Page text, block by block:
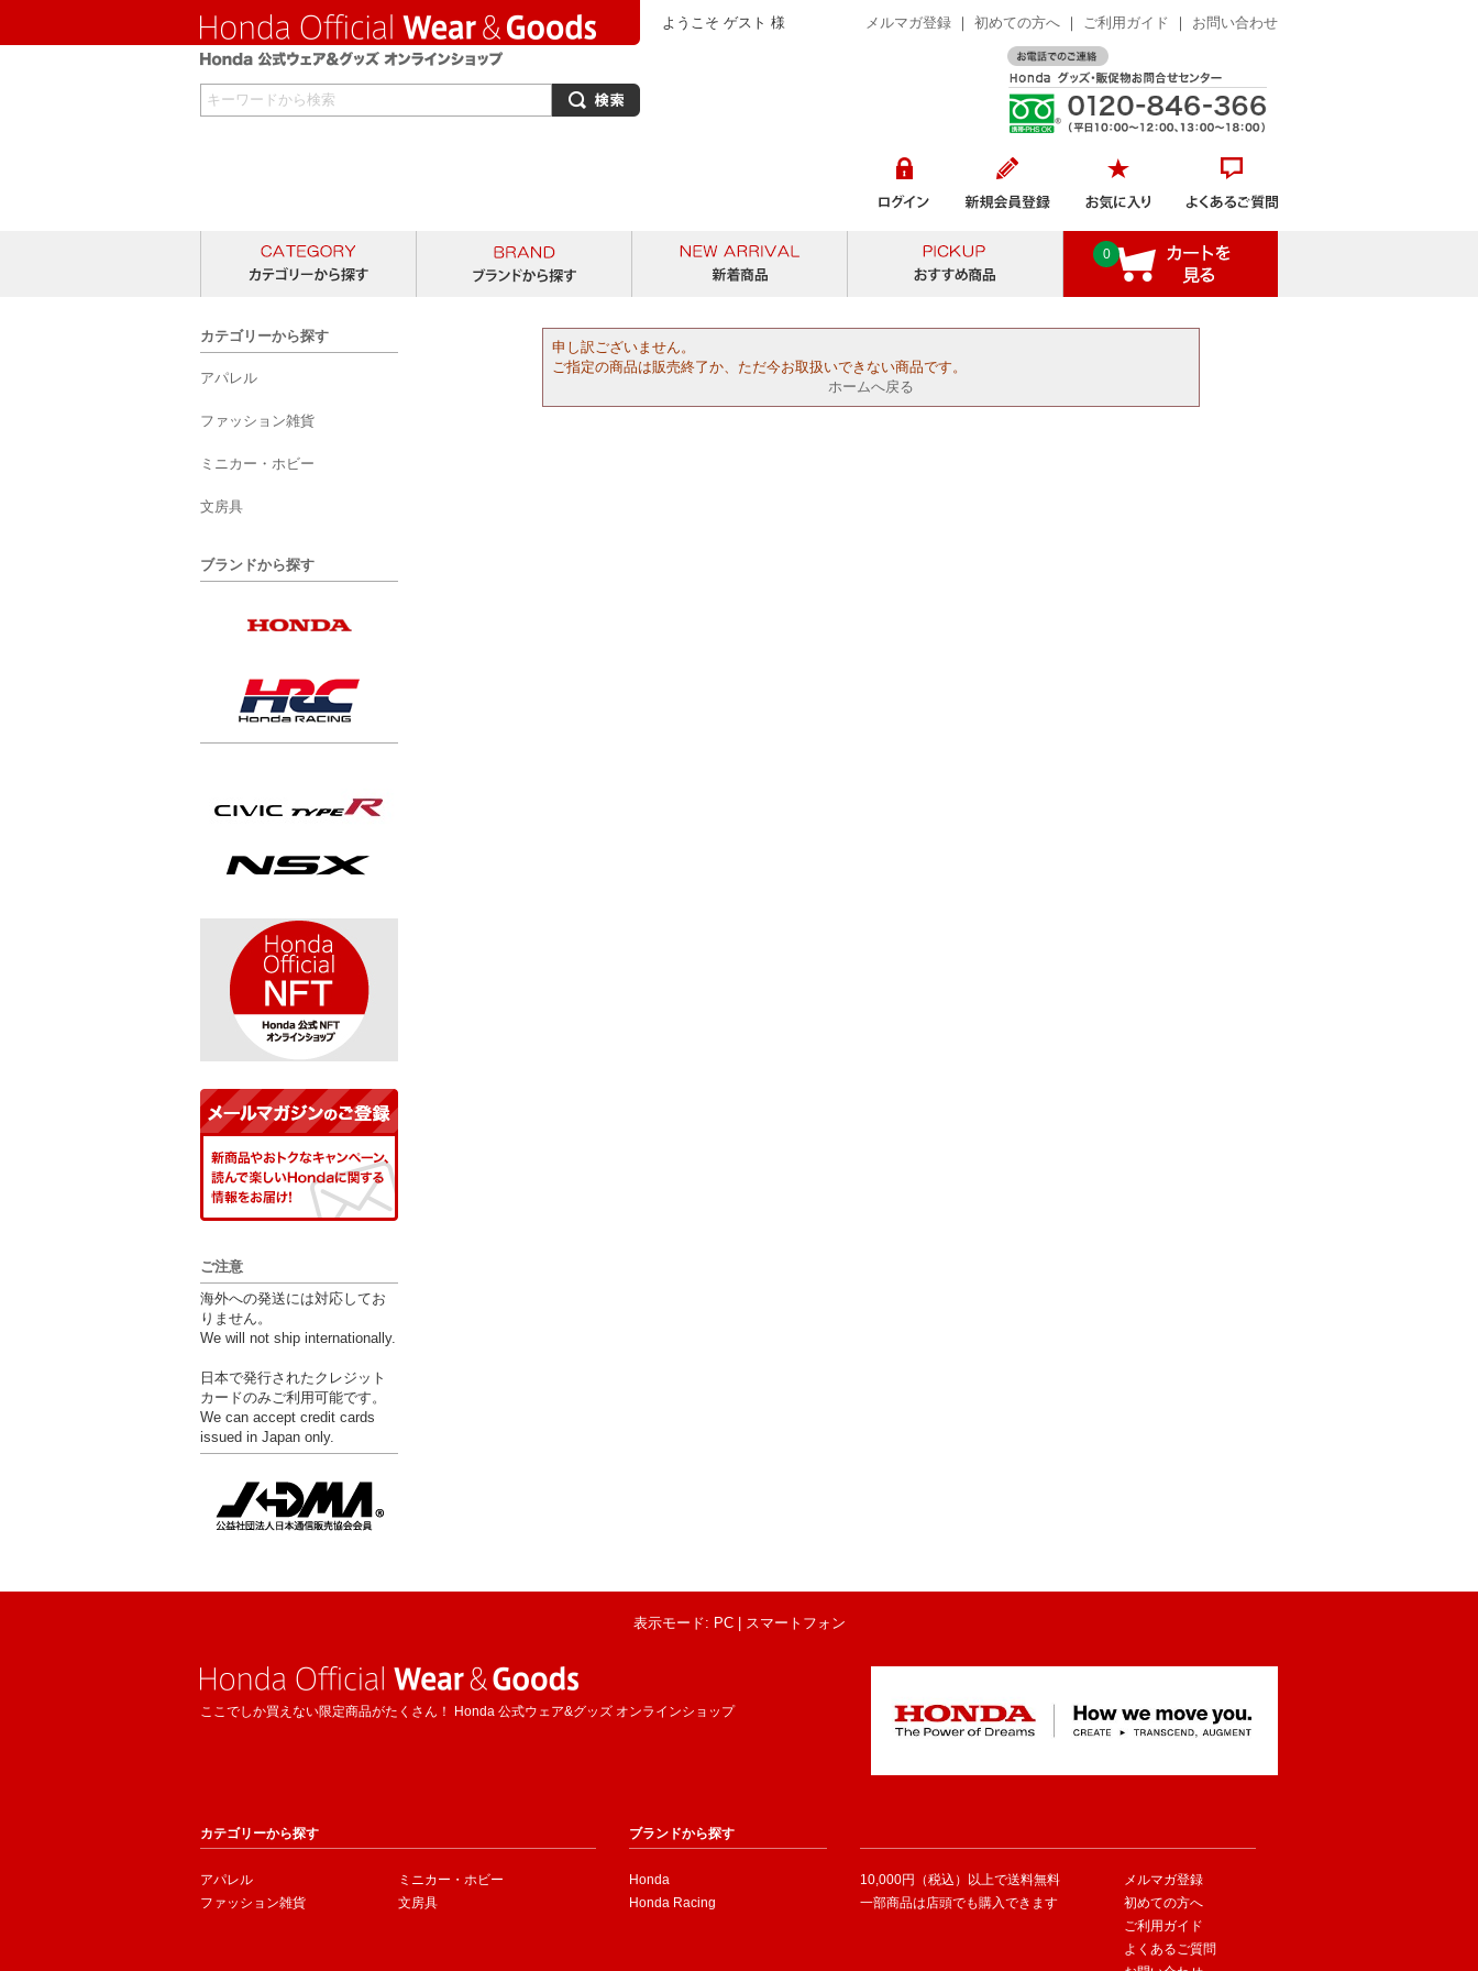
ようこそ ゲスト 様 メルマガ登録 ｜ 初めての方へ ｜ ご利用ガイド ｜ お問い合わせ
おすすめ商品
0
申し訳ございません。
ご指定の商品は販売終了か、ただ今お取扱いできない商品です。
ホームへ戻る
カテゴリーから探す
アパレル
ファッション雑貨
ミニカー・ホビー
文房具
ブランドから探す
ご注意
海外への発送には対応してお
りません。
We will not ship internationally.
日本で発行されたクレジット
カードのみご利用可能です。
We can accept credit cards
issued in Japan only.
表示モード: PC | スマートフォン
ここでしか買えない限定商品がたくさん！ Honda 公式ウェア&グッズ オンラインショップ
カテゴリーから探す
アパレル
ファッション雑貨
ミニカー・ホビー
文房具
ブランドから探す
Honda
Honda Racing
10,000円（税込）以上で送料無料
一部商品は店頭でも購入できます
メルマガ登録
初めての方へ
ご利用ガイド
よくあるご質問